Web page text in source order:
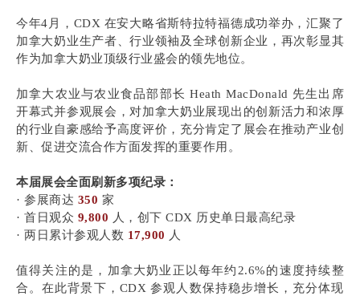
今年4月，CDX 在安大略省斯特拉特福德成功举办，汇聚了
加拿大奶业生产者、行业领袖及全球创新企业，再次彰显其
作为加拿大奶业顶级行业盛会的领先地位。
加拿大农业与农业食品部部长 Heath MacDonald 先生出席
开幕式并参观展会，对加拿大奶业展现出的创新活力和浓厚
的行业自豪感给予高度评价，充分肯定了展会在推动产业创
新、促进交流合作方面发挥的重要作用。
本届展会全面刷新多项纪录：
· 参展商达 350 家
· 首日观众 9,800 人，创下 CDX 历史单日最高纪录
· 两日累计参观人数 17,900 人
值得关注的是，加拿大奶业正以每年约2.6%的速度持续整
合。在此背景下，CDX 参观人数保持稳步增长，充分体现